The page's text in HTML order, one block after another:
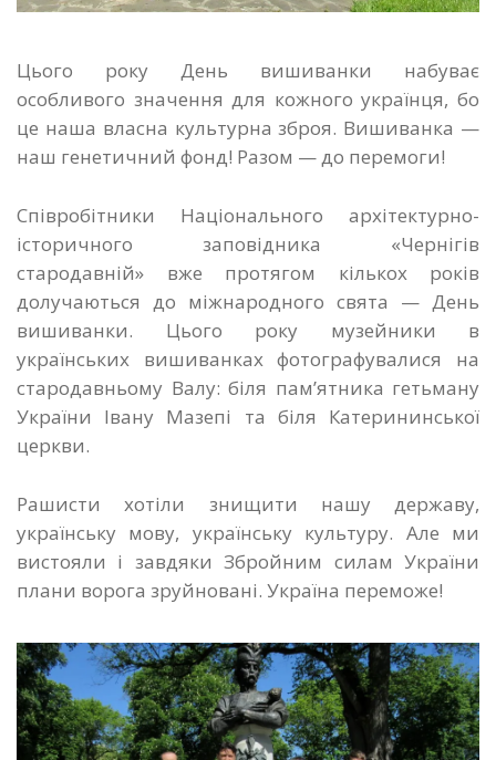
Цього року День вишиванки набуває
особливого значення для кожного українця, бо
це наша власна культурна зброя. Вишиванка —
наш генетичний фонд! Разом — до перемоги!
Співробітники Національного архітектурно-
історичного заповідника «Чернігів
стародавній» вже протягом кількох років
долучаються до міжнародного свята — День
вишиванки. Цього року музейники в
українських вишиванках фотографувалися на
стародавньому Валу: біля пам’ятника гетьману
України Івану Мазепі та біля Катерининської
церкви.
Рашисти хотіли знищити нашу державу,
українську мову, українську культуру. Але ми
вистояли і завдяки Збройним силам України
плани ворога зруйновані. Україна переможе!